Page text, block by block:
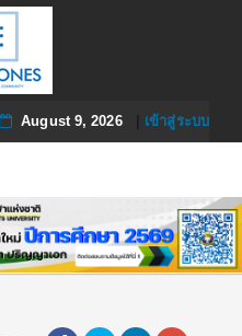
August 9, 2026| เข้าสู่ระบบ